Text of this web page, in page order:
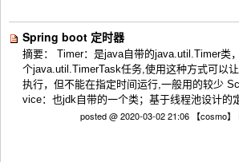
Spring boot 定时器
摘要： Timer：是java自带的java.util.Timer类
个java.util.TimerTask任务,使用这种方式可以
执行，但不能在指定时间运行,一般用的较少
vice：也jdk自带的一个类；基于线程池设计的
posted @ 2020-03-02 21:06 【cosmo】